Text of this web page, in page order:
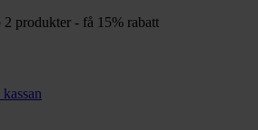
produkter - få 15% rabatt